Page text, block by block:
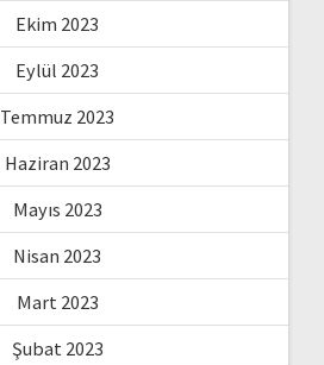
Ekim 2023
Eylül 2023
Temmuz 2023
Haziran 2023
Mayıs 2023
Nisan 2023
Mart 2023
Şubat 2023